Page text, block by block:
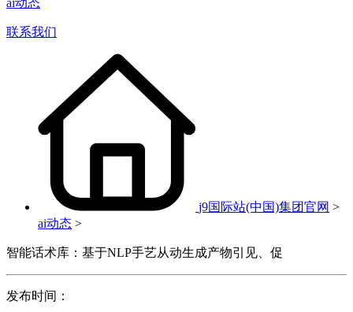
联系我们
j9国际站(中国)集团官网 >
ai动态 >
智能话术库：基于NLP手艺从动生成产物引见、促
发布时间：